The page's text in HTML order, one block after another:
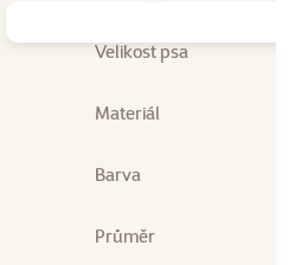
Velikost psa
Materiál
Barva
Průměr